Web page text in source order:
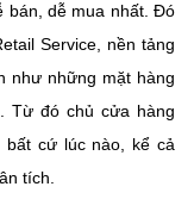
bán, dễ mua nhất. Đó
Service, nền tảng
như những mặt hàng
Từ đó chủ cửa hàng
bất cứ lúc nào, kể cả
tích.